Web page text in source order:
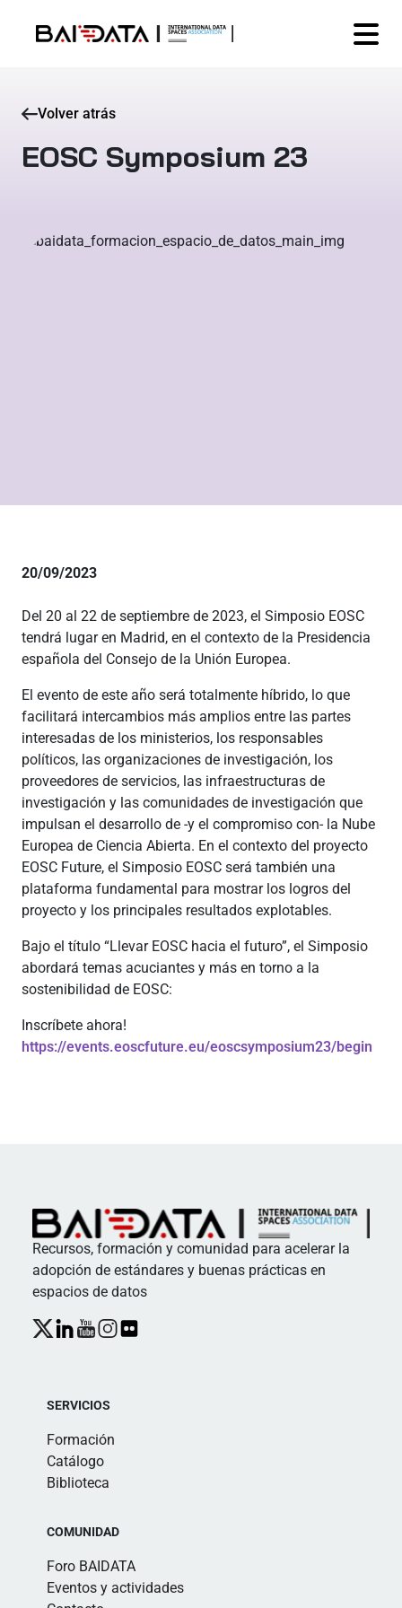
Volver atrás
EOSC Symposium 23
20/09/2023
Del 20 al 22 de septiembre de 2023, el Simposio EOSC
tendrá lugar en Madrid, en el contexto de la Presidencia
española del Consejo de la Unión Europea.
El evento de este año será totalmente híbrido, lo que
facilitará intercambios más amplios entre las partes
interesadas de los ministerios, los responsables
políticos, las organizaciones de investigación, los
proveedores de servicios, las infraestructuras de
investigación y las comunidades de investigación que
impulsan el desarrollo de -y el compromiso con- la Nube
Europea de Ciencia Abierta. En el contexto del proyecto
EOSC Future, el Simposio EOSC será también una
plataforma fundamental para mostrar los logros del
proyecto y los principales resultados explotables.
Bajo el título “Llevar EOSC hacia el futuro”, el Simposio
abordará temas acuciantes y más en torno a la
sostenibilidad de EOSC:
Inscríbete ahora!
https://events.eoscfuture.eu/eoscsymposium23/begin
Recursos, formación y comunidad para acelerar la
adopción de estándares y buenas prácticas en
espacios de datos
SERVICIOS
Formación
Catálogo
Biblioteca
COMUNIDAD
Foro BAIDATA
Eventos y actividades